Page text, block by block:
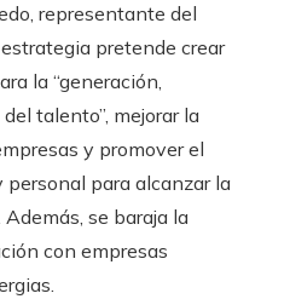
representante del
pretende crear
la “generación,
talento”, mejorar la
y promover el
para alcanzar la
se baraja la
con empresas